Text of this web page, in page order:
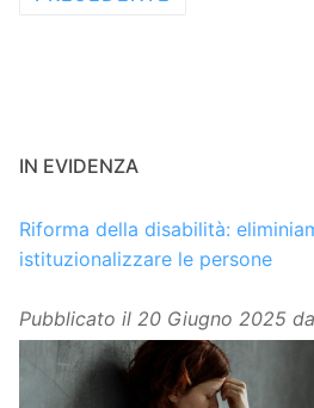
IN EVIDENZA
Riforma della disabilità:
istituzionalizzare le persone
Pubblicato il 20 Giugno 2025 da